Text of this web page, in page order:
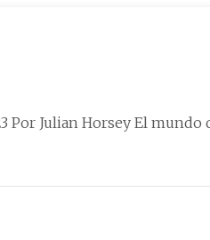
Por Julian Horsey El